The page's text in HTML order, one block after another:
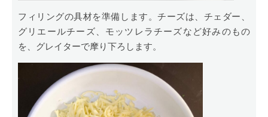
フィリングの具材を準備します。チーズは、チェダー、
グリエールチーズ、モッツレラチーズなど好みのもの
を、グレイターで摩り下ろします。